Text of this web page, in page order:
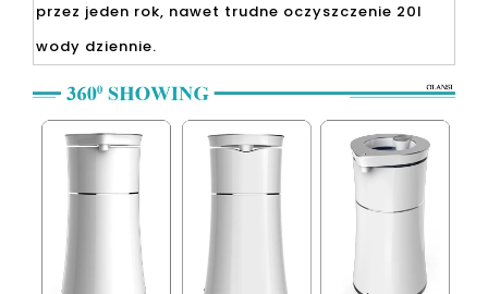
przez jeden rok, nawet trudne oczyszczenie 20l
wody dziennie.